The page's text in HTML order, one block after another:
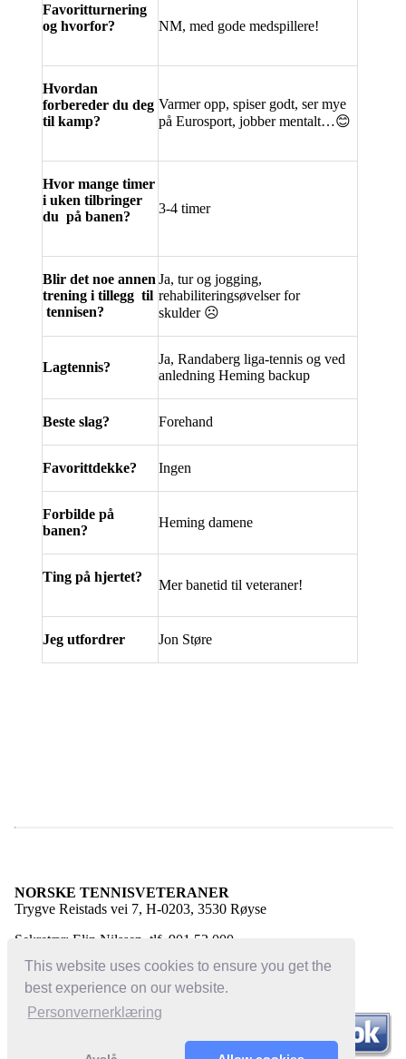
This website uses cookies to ensure you get the
best experience on our website.
Personvernerklæring
Favoritturnering
og hvorfor?
NM, med gode medspillere!
Hvordan
forbereder du deg
til kamp?
Varmer opp, spiser godt, ser mye
på Eurosport, jobber mentalt…😊
Hvor mange timer
i uken tilbringer
du på banen?
3-4 timer
Blir det noe annen
trening i tillegg til
tennisen?
Ja, tur og jogging,
rehabiliteringsøvelser for
skulder ☹
Lagtennis?
Ja, Randaberg liga-tennis og ved
anledning Heming backup
Beste slag? Forehand
Favorittdekke? Ingen
Forbilde på
banen?
Heming damene
Ting på hjertet?
Mer banetid til veteraner!
Jeg utfordrer Jon Støre
NORSKE TENNISVETERANER
Trygve Reistads vei 7, H-0203, 3530 Røyse
Sekretær: Elin Nilssen, tlf. 901 53 000